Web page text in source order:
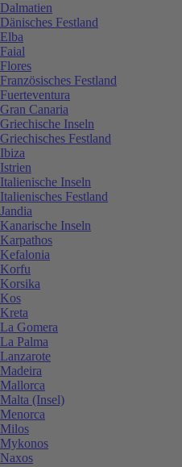
Dalmatien
Dänisches Festland
Elba
Faial
Flores
Französisches Festland
Fuerteventura
Gran Canaria
Griechische Inseln
Griechisches Festland
Ibiza
Istrien
Italienische Inseln
Italienisches Festland
Jandia
Kanarische Inseln
Karpathos
Kefalonia
Korfu
Korsika
Kos
Kreta
La Gomera
La Palma
Lanzarote
Madeira
Mallorca
Malta (Insel)
Menorca
Milos
Mykonos
Naxos